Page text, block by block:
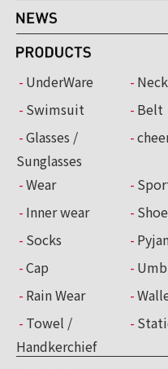
UnderWare
Swimsuit
Belt
Glasses /
Sunglasses
Wear
Inner wear
Socks
Cap
Rain Wear
Towel /
Handkerchief